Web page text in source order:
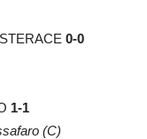
0-0
1-1
(C)